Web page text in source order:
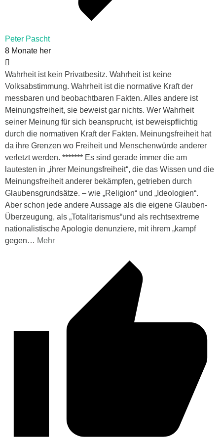
Peter Pascht
8 Monate her
Wahrheit ist kein Privatbesitz. Wahrheit ist keine
Volksabstimmung. Wahrheit ist die normative Kraft der
messbaren und beobachtbaren Fakten. Alles andere ist
Meinungsfreiheit, sie beweist gar nichts. Wer Wahrheit
seiner Meinung für sich beansprucht, ist beweispflichtig
durch die normativen Kraft der Fakten. Meinungsfreiheit hat
da ihre Grenzen wo Freiheit und Menschenwürde anderer
verletzt werden. ******* Es sind gerade immer die am
lautesten in „ihrer Meinungsfreiheit“, die das Wissen und die
Meinungsfreiheit anderer bekämpfen, getrieben durch
Glaubensgrundsätze. – wie „Religion“ und „Ideologien“.
Aber schon jede andere Aussage als die eigene Glauben-
Überzeugung, als „Totalitarismus“und als rechtsextreme
nationalistische Apologie denunziere, mit ihrem „kampf
gegen… Mehr